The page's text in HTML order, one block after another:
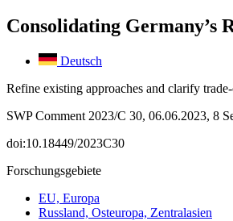
Consolidating Germany’s
Deutsch
Refine existing approaches and clarify
SWP Comment 2023/C 30, 06.06.2023, 8
doi:10.18449/2023C30
Forschungsgebiete
EU, Europa
Russland, Osteuropa, Zentralasien